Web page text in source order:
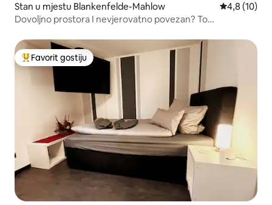
Stan u mjestu Blankenfelde-Mahlow prosječna
4,8 (10)
Dovoljno prostora I nevjerovatno povezan? To
Glavni favorit gostiju
Favorit gostiju